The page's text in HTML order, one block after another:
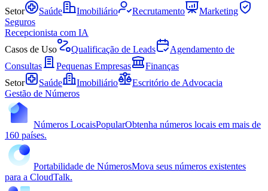
Setor
Saúde Imobiliário Recrutamento
Marketing
Seguros
Recepcionista com IA
Casos de Uso
Qualificação de Leads
Agendamento de
Consultas
Pequenas Empresas
Finanças
Setor
Saúde Imobiliário
Escritório de Advocacia
Gestão de Números
Números LocaisPopularObtenha números locais em mais de
160 países.
Portabilidade de NúmerosMova seus números existentes
para a CloudTalk.